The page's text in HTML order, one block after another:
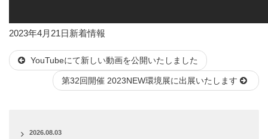
投
日:
2023年4月21日カ
ゴ
リ
ー
新着情報
YouTubeにて新しい動画を公開いたしました
第32回開催 2023NEW環境展に出展いたします
2026.08.03